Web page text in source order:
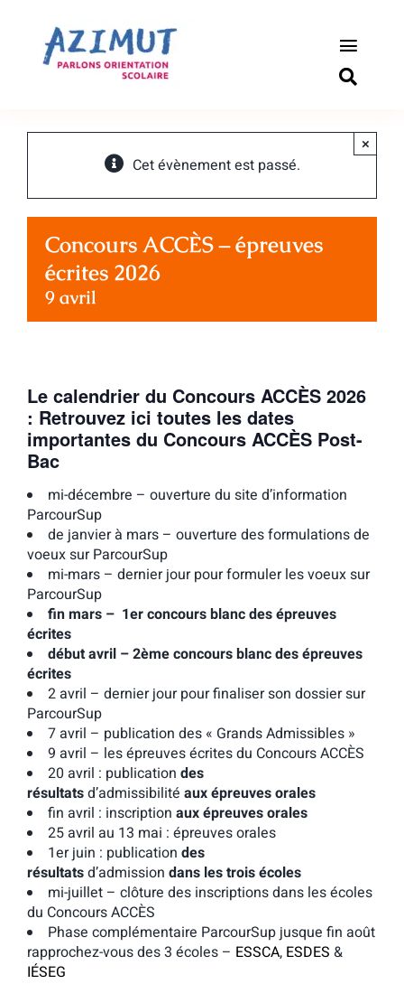
contenu
Toggle
Outils
Qui
Cet évènement est passé.
×
Concours ACCÈS – épreuves
écrites 2026
9 avril
Le calendrier du Concours ACCÈS 2026
: Retrouvez ici toutes les dates
importantes du Concours ACCÈS Post-
Bac
mi-décembre – ouverture du site d’information
ParcourSup
de janvier à mars – ouverture des formulations de
voeux sur ParcourSup
mi-mars – dernier jour pour formuler les voeux sur
ParcourSup
fin mars – 1er concours blanc des épreuves
écrites
début avril – 2ème concours blanc des épreuves
écrites
2 avril – dernier jour pour finaliser son dossier sur
ParcourSup
7 avril – publication des « Grands Admissibles »
9 avril – les épreuves écrites du Concours ACCÈS
20 avril : publication des
résultatsd’admissibilité aux épreuves orales
fin avril : inscription aux épreuves orales
25 avril au 13 mai : épreuves orales
1er juin : publication des
résultatsd’admission dans les trois écoles
mi-juillet – clôture des inscriptions dans les écoles
du Concours ACCÈS
Phase complémentaire ParcourSup jusque fin août
rapprochez-vous des 3 écoles – ESSCA, ESDES &
IÉSEG